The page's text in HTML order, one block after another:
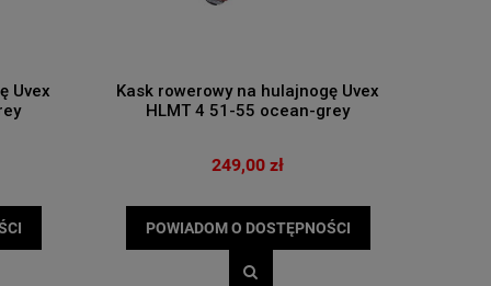
Uvex
Kask rowerowy na hulajnogę Uvex
HLMT 4 51-55 ocean-grey
249,00 zł
POWIADOM O DOSTĘPNOŚCI